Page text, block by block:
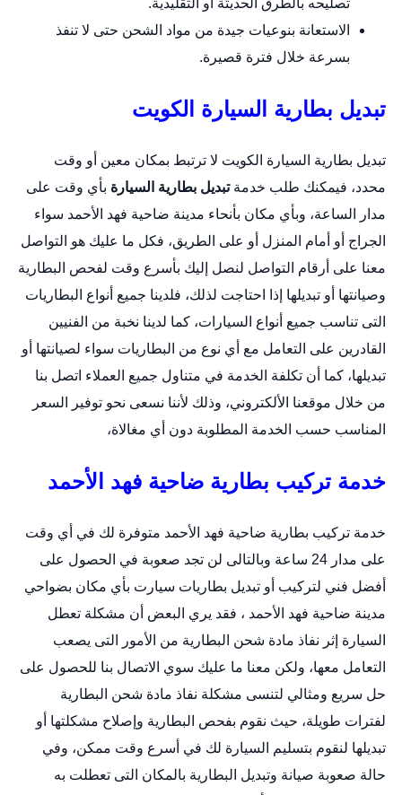
تصليحه بالطرق الحديثة أو التقليدية.
الاستعانة بنوعيات جيدة من مواد الشحن حتى لا تنفذ
بسرعة خلال فترة قصيرة.
تبديل بطارية السيارة الكويت
تبديل بطارية السيارة الكويت لا ترتبط بمكان معين أو وقت
محدد، فيمكنك طلب خدمةتبديل بطارية السيارة بأي وقت على
مدار الساعة، وبأي مكان بأنحاء مدينة ضاحية فهد الأحمد سواء
الجراج أو أمام المنزل أو على الطريق، فكل ما عليك هو التواصل
معنا على أرقام التواصل لنصل إليك بأسرع وقت لفحص البطارية
وصيانتها أو تبديلها إذا احتاجت لذلك، فلدينا جميع أنواع البطاريات
التى تناسب جميع أنواع السيارات، كما لدينا نخبة من الفنيين
القادرين على التعامل مع أي نوع من البطاريات سواء لصيانتها أو
تبديلها، كما أن تكلفة الخدمة في متناول جميع العملاء اتصل بنا
من خلال موقعنا الألكتروني، وذلك لأننا نسعى نحو توفير السعر
المناسب حسب الخدمة المطلوبة دون أي مغالاة،
خدمة تركيب بطارية ضاحية فهد الأحمد
خدمة تركيب بطارية ضاحية فهد الأحمد متوفرة لك في أي وقت
على مدار 24 ساعة وبالتالى لن تجد صعوبة في الحصول على
أفضل فني لتركيب أو تبديل بطاريات سيارت بأي مكان بضواحي
مدينة ضاحية فهد الأحمد ، فقد يري البعض أن مشكلة تعطل
السيارة إثر نفاذ مادة شحن البطارية من الأمور التى يصعب
التعامل معها، ولكن معنا ما عليك سوي الاتصال بنا للحصول على
حل سريع ومثالي لتنسى مشكلة نفاذ مادة شحن البطارية
لفترات طويلة، حيث نقوم بفحص البطارية وإصلاح مشكلتها أو
تبديلها لنقوم بتسليم السيارة لك في أسرع وقت ممكن، وفي
حالة صعوبة صيانة وتبديل البطارية بالمكان التى تعطلت به